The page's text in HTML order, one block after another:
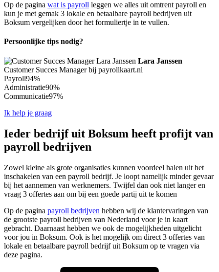
Op de pagina wat is payroll leggen we alles uit omtrent payroll en
kun je met gemak 3 lokale en betaalbare payroll bedrijven uit
Boksum vergelijken door het formuliertje in te vullen.
Persoonlijke tips nodig?
Lara Janssen
Customer Succes Manager bij payrollkaart.nl
Payroll94%
Administratie90%
Communicatie97%
Ik help je graag
Ieder bedrijf uit Boksum heeft profijt van
payroll bedrijven
Zowel kleine als grote organisaties kunnen voordeel halen uit het
inschakelen van een payroll bedrijf. Je loopt namelijk minder gevaar
bij het aannemen van werknemers. Twijfel dan ook niet langer en
vraag 3 offertes aan om bij een goede partij uit te komen
Op de pagina payroll bedrijven hebben wij de klantervaringen van
de grootste payroll bedrijven van Nederland voor je in kaart
gebracht. Daarnaast hebben we ook de mogelijkheden uitgelicht
voor jou in Boksum. Ook is het mogelijk om direct 3 offertes van
lokale en betaalbare payroll bedrijf uit Boksum op te vragen via
deze pagina.